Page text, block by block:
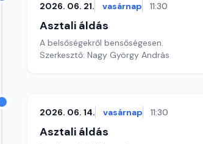
2026. 06. 21. vasárnap 11:30
Asztali áldás
A belsőségekről bensőségesen.
Szerkesztő: Nagy György András
2026. 06. 14. vasárnap 11:30
Asztali áldás